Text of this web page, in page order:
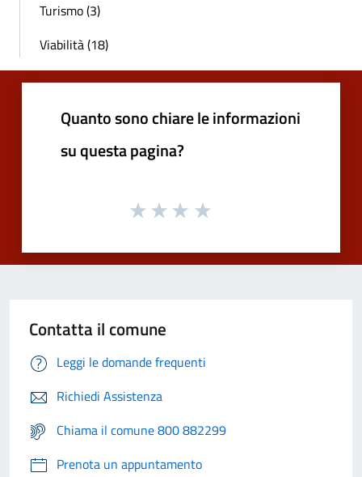
Turismo (3)
Viabilità (18)
Quanto sono chiare le informazioni
su questa pagina?
Contatta il comune
Leggi le domande frequenti
Richiedi Assistenza
Chiama il comune 800 882299
Prenota un appuntamento